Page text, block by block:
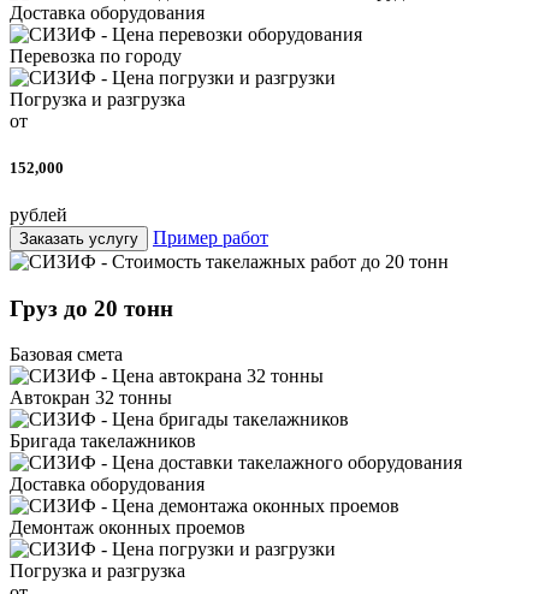
Доставка оборудования
Перевозка по городу
Погрузка и разгрузка
от
152,000
рублей
Заказать услугу Пример работ
Груз до 20 тонн
Базовая смета
Автокран 32 тонны
Бригада такелажников
Доставка оборудования
Демонтаж оконных проемов
Погрузка и разгрузка